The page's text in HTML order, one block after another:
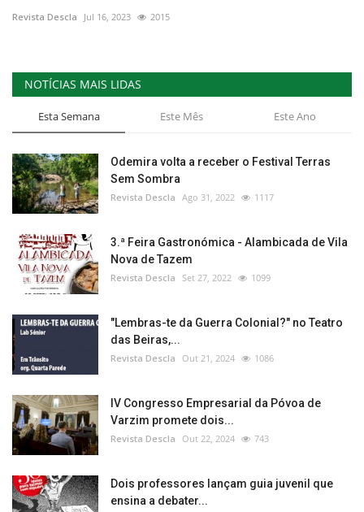
Revista Descla Jul 16, 2023 2015
NOTÍCIAS MAIS LIDAS
Esta Semana Este Mês Este Ano
Odemira volta a receber o Festival Terras
Sem Sombra
Revista Descla Ago 31, 2022 1117
3.ª Feira Gastronómica - Alambicada de Vila
Nova de Tazem
Revista Descla Set 27, 2022 1099
"Lembras-te da Guerra Colonial?" no Teatro
das Beiras,...
Revista Descla Out 21, 2024 1086
IV Congresso Empresarial da Póvoa de
Varzim promete dois...
Revista Descla Out 22, 2024 743
Dois professores lançam guia juvenil que
ensina a debater...